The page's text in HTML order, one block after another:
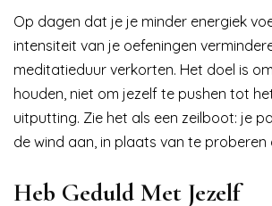
Op dagen dat je je minder energiek
intensiteit van je oefeningen
meditatieduur verkorten. Het doel is
houden, niet om jezelf te pushen tot
uitputting. Zie het als een zeilboot: je
de wind aan, in plaats van te proberen
Heb Geduld Met Jezelf